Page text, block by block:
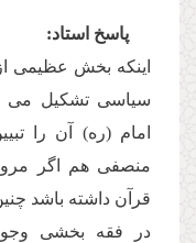
پاسخ استاد:
اینكه بخش عظیمى
سیاسى تشكیل
امام (ره) آن را
منصفى هم اگر
قرآن داشته باشد
در فقه بخشى